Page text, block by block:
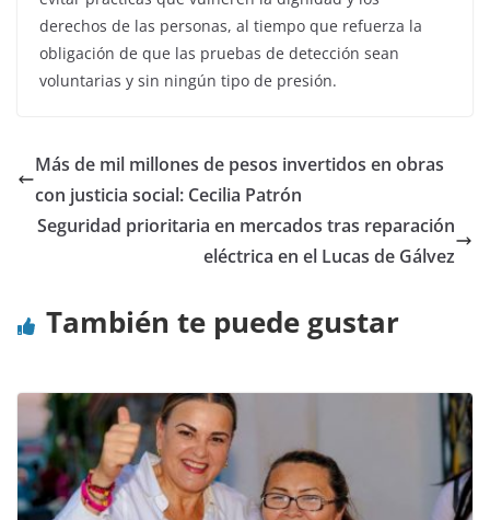
derechos de las personas, al tiempo que refuerza la
obligación de que las pruebas de detección sean
voluntarias y sin ningún tipo de presión.
Más de mil millones de pesos invertidos en obras
con justicia social: Cecilia Patrón
Seguridad prioritaria en mercados tras reparación
eléctrica en el Lucas de Gálvez
También te puede gustar